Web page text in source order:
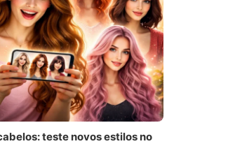
teste novos estilos no